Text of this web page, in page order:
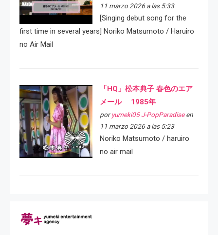
11 marzo 2026 a las 5:33
[Singing debut song for the
first time in several years] Noriko Matsumoto / Haruiro
no Air Mail
「HQ」松本典子 春色のエア
メール 1985年
por yumeki05 J-PopParadiseen
11 marzo 2026 a las 5:23
Noriko Matsumoto / haruiro
no air mail